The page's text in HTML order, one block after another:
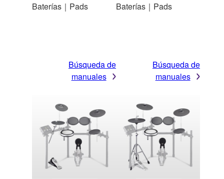
Baterías｜Pads
Búsqueda de
manuales
Baterías｜Pads
Búsqueda de
manuales